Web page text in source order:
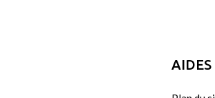
AIDES